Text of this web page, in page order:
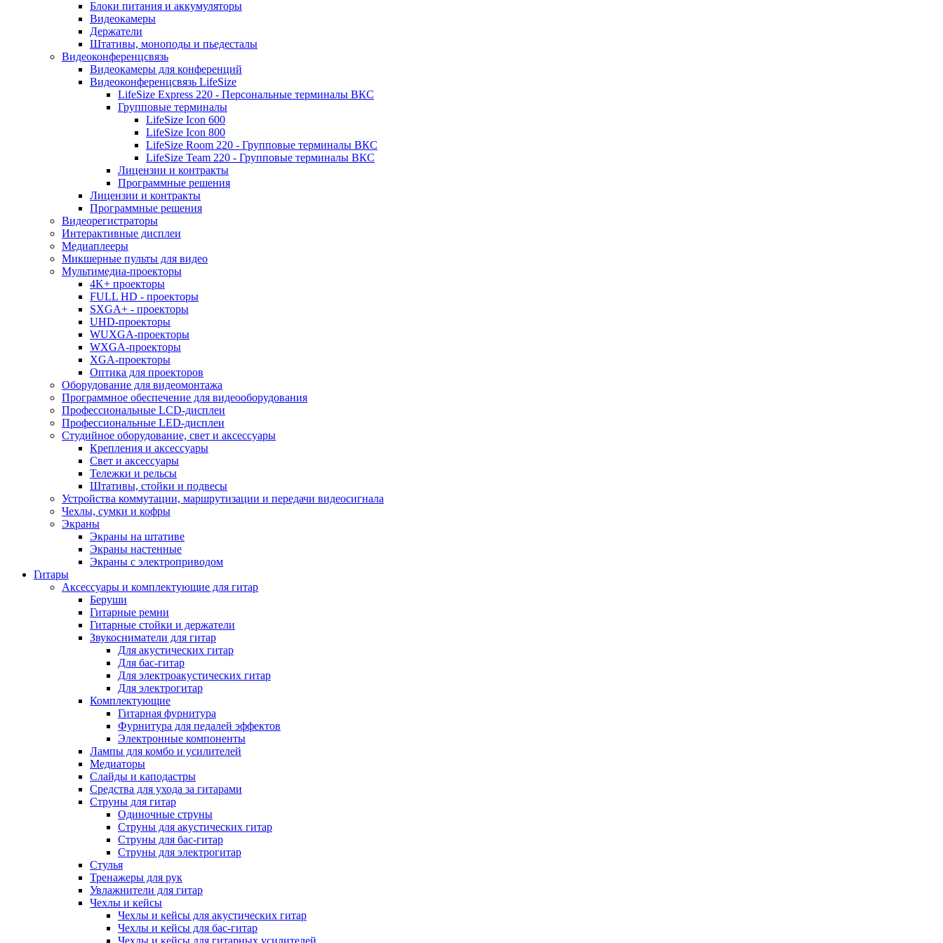
Блоки питания и аккумуляторы
Видеокамеры
Держатели
Штативы, моноподы и пьедесталы
Видеоконференцсвязь
Видеокамеры для конференций
Видеоконференцсвязь LifeSize
LifeSize Express 220 - Персональные терминалы ВКС
Групповые терминалы
LifeSize Icon 600
LifeSize Icon 800
LifeSize Room 220 - Групповые терминалы ВКС
LifeSize Team 220 - Групповые терминалы ВКС
Лицензии и контракты
Программные решения
Лицензии и контракты
Программные решения
Видеорегистраторы
Интерактивные дисплеи
Медиаплееры
Микшерные пульты для видео
Мультимедиа-проекторы
4K+ проекторы
FULL HD - проекторы
SXGA+ - проекторы
UHD-проекторы
WUXGA-проекторы
WXGA-проекторы
XGA-проекторы
Оптика для проекторов
Оборудование для видеомонтажа
Программное обеспечение для видеооборудования
Профессиональные LCD-дисплеи
Профессиональные LED-дисплеи
Студийное оборудование, свет и аксессуары
Крепления и аксессуары
Свет и аксессуары
Тележки и рельсы
Штативы, стойки и подвесы
Устройства коммутации, маршрутизации и передачи видеосигнала
Чехлы, сумки и кофры
Экраны
Экраны на штативе
Экраны настенные
Экраны с электроприводом
Гитары
Аксессуары и комплектующие для гитар
Беруши
Гитарные ремни
Гитарные стойки и держатели
Звукосниматели для гитар
Для акустических гитар
Для бас-гитар
Для электроакустических гитар
Для электрогитар
Комплектующие
Гитарная фурнитура
Фурнитура для педалей эффектов
Электронные компоненты
Лампы для комбо и усилителей
Медиаторы
Слайды и каподастры
Средства для ухода за гитарами
Струны для гитар
Одиночные струны
Струны для акустических гитар
Струны для бас-гитар
Струны для электрогитар
Стулья
Тренажеры для рук
Увлажнители для гитар
Чехлы и кейсы
Чехлы и кейсы для акустических гитар
Чехлы и кейсы для бас-гитар
Чехлы и кейсы для гитарных усилителей